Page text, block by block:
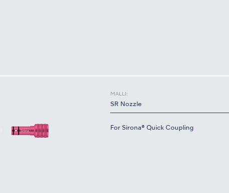
MALLI:
SR Nozzle
For Sirona® Quick Coupling